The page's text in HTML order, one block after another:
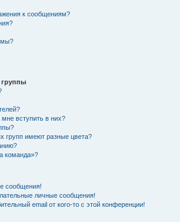
к сообщениям?
группы
мне вступить в них?
групп имеют разные цвета?
команда»?
сообщения!
личные сообщения!
email от кого-то с этой конференции!